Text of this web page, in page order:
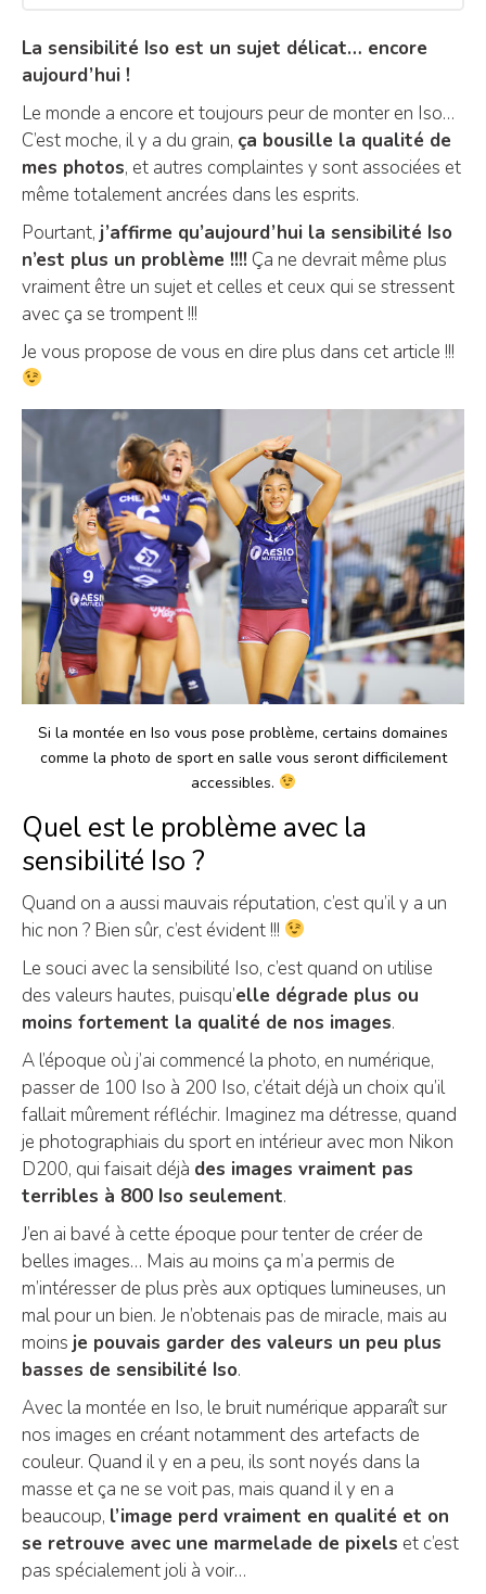
La sensibilité Iso est un sujet délicat… encore
aujourd’hui !
Le monde a encore et toujours peur de monter en Iso…
C’est moche, il y a du grain, ça bousille la qualité de
mes photos, et autres complaintes y sont associées et
même totalement ancrées dans les esprits.
Pourtant, j’affirme qu’aujourd’hui la sensibilité Iso
n’est plus un problème !!!! Ça ne devrait même plus
vraiment être un sujet et celles et ceux qui se stressent
avec ça se trompent !!!
Je vous propose de vous en dire plus dans cet article !!!
Si la montée en Iso vous pose problème, certains domaines
comme la photo de sport en salle vous seront difficilement
accessibles.
Quel est le problème avec la
sensibilité Iso ?
Quand on a aussi mauvais réputation, c’est qu’il y a un
hic non ? Bien sûr, c’est évident !!!
Le souci avec la sensibilité Iso, c’est quand on utilise
des valeurs hautes, puisqu’elle dégrade plus ou
moins fortement la qualité de nos images.
A l’époque où j’ai commencé la photo, en numérique,
passer de 100 Iso à 200 Iso, c’était déjà un choix qu’il
fallait mûrement réfléchir. Imaginez ma détresse, quand
je photographiais du sport en intérieur avec mon Nikon
D200, qui faisait déjà des images vraiment pas
terribles à 800 Iso seulement.
J’en ai bavé à cette époque pour tenter de créer de
belles images… Mais au moins ça m’a permis de
m’intéresser de plus près aux optiques lumineuses, un
mal pour un bien. Je n’obtenais pas de miracle, mais au
moins je pouvais garder des valeurs un peu plus
basses de sensibilité Iso.
Avec la montée en Iso, le bruit numérique apparaît sur
nos images en créant notamment des artefacts de
couleur. Quand il y en a peu, ils sont noyés dans la
masse et ça ne se voit pas, mais quand il y en a
beaucoup, l’image perd vraiment en qualité et on
se retrouve avec une marmelade de pixels et c’est
pas spécialement joli à voir…